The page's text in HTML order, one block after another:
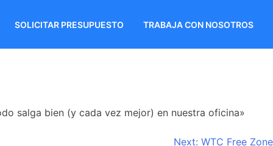
SOLICITAR PRESUPUESTO TRABAJA CON NOSOTROS
salga bien (y cada vez mejor) en nuestra oficina»
Next: WTC Free Zone